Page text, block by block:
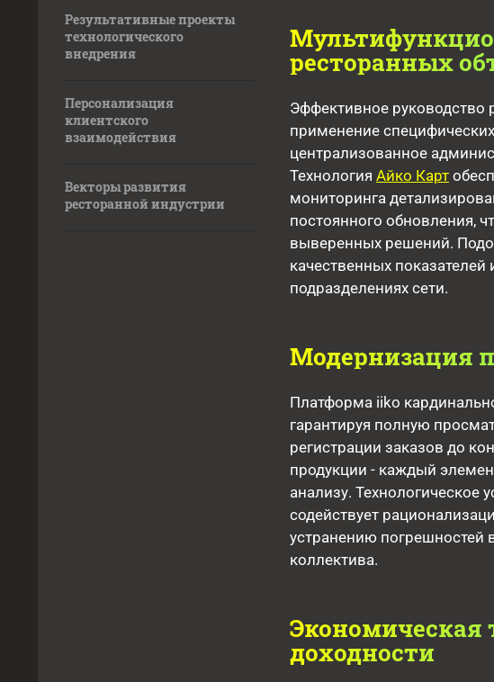
Результативные проекты
технологического
внедрения
Персонализация
клиентского
взаимодействия
Векторы развития
ресторанной индустрии
ресторанных
Эффективное
применение
централизованное
Технология Айко Карт
мониторинга
постоянного обновления,
выверенных решений.
качественных
подразделениях сети.
Модернизация
Платформа iiko
гарантируя полную
регистрации заказов до
продукции - каждый
анализу. Технологическое
содействует
устранению погрешностей
коллектива.
Экономическая
доходности